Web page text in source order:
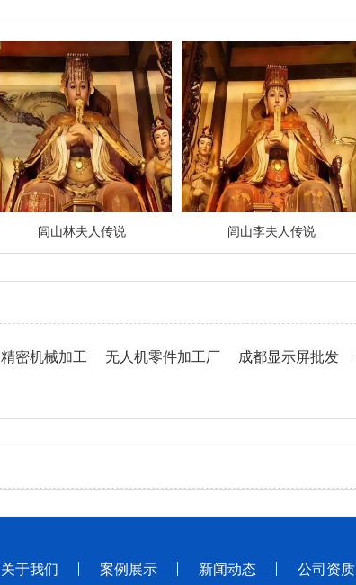
闾山林夫人传说 闾山李夫人传说
精密机械加工 无人机零件加工厂 成都显示屏批发
关于我们 案例展示 新闻动态 公司资质